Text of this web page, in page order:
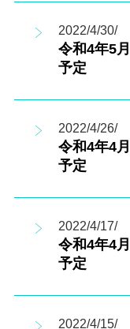
2022/4/30/
令和4年5
予定
2022/4/26/
令和4年4
予定
2022/4/17/
令和4年4
予定
2022/4/15/